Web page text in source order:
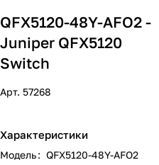
QFX5120-48Y-AFO2 -
Juniper QFX5120
Switch
Арт. 57268
Характеристики
Модель: QFX5120-48Y-AFO2